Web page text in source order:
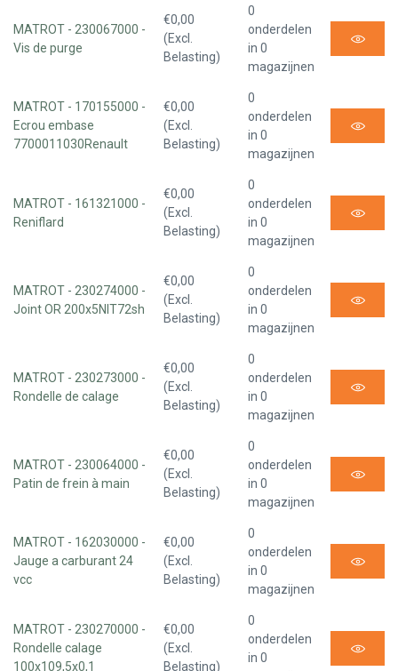
MATROT - 230067000 -
Vis de purge
€0,00
(Excl.
Belasting)
0
onderdelen
in 0
magazijnen
MATROT - 170155000 -
Ecrou embase
7700011030Renault
€0,00
(Excl.
Belasting)
0
onderdelen
in 0
magazijnen
MATROT - 161321000 -
Reniflard
€0,00
(Excl.
Belasting)
0
onderdelen
in 0
magazijnen
MATROT - 230274000 -
Joint OR 200x5NIT72sh
€0,00
(Excl.
Belasting)
0
onderdelen
in 0
magazijnen
MATROT - 230273000 -
Rondelle de calage
€0,00
(Excl.
Belasting)
0
onderdelen
in 0
magazijnen
MATROT - 230064000 -
Patin de frein à main
€0,00
(Excl.
Belasting)
0
onderdelen
in 0
magazijnen
MATROT - 162030000 -
Jauge a carburant 24
vcc
€0,00
(Excl.
Belasting)
0
onderdelen
in 0
magazijnen
MATROT - 230270000 -
Rondelle calage
100x109,5x0,1
€0,00
(Excl.
Belasting)
0
onderdelen
in 0